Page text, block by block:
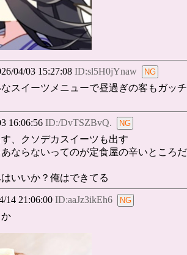
04/03 15:27:08 ID:sl5H0jYnaw
スイーツメニューで昼過ぎの客もガッチ
16:06:56 ID:/DvTSZBvQ.
、クソデカスイーツも出す
ならないってのが定食屋の辛いところだ
いいか？俺はできてる
14 21:06:00 ID:aaJz3ikEh6